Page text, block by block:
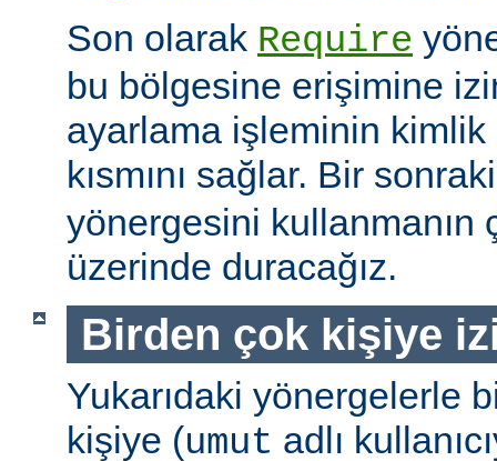
Son olarak Require
bu bölgesine erişimine
ayarlama işleminin kimlik
kısmını sağlar. Bir
yönergesini kullanmanın
üzerinde duracağız.
Birden çok kişiye
Yukarıdaki yönergelerle
kişiye (umut adlı